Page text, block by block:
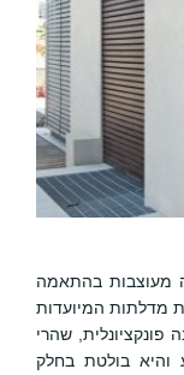
מעוצבות בהתאמה
מדלתות המיועדות
פונקציונלית, שהרי
והיא בולטת בחלק